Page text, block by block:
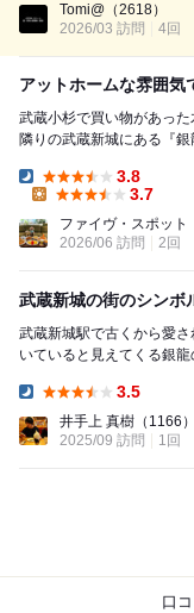
Tomi@ （2618）
2026/03 訪問
4回
アットホームな雰囲気
武蔵小杉で買い物があっ
隣りの武蔵新城にある『銀龍』さんへ。 最近
Dinner:
3.8
3.7
ファイヴ・スポット
2026/06 訪問
2回
武蔵新城の街のシンボ
武蔵新城駅で古くから愛される街中
いていると見えてくる銀龍の存在感
3.5
井手上 真樹 （1166）
2025/09 訪問
1回
口